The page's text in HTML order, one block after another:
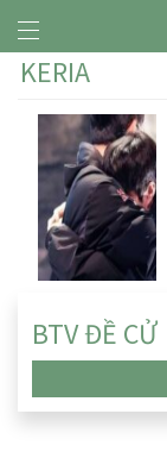
KERIA
BTV ĐỀ CỬ